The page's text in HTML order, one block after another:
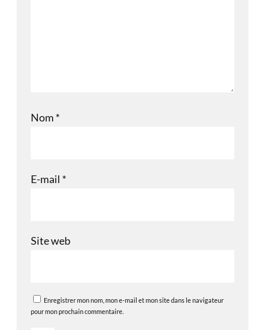
Nom *
E-mail *
Site web
Enregistrer mon nom, mon e-mail et mon site dans le navigateur
pour mon prochain commentaire.